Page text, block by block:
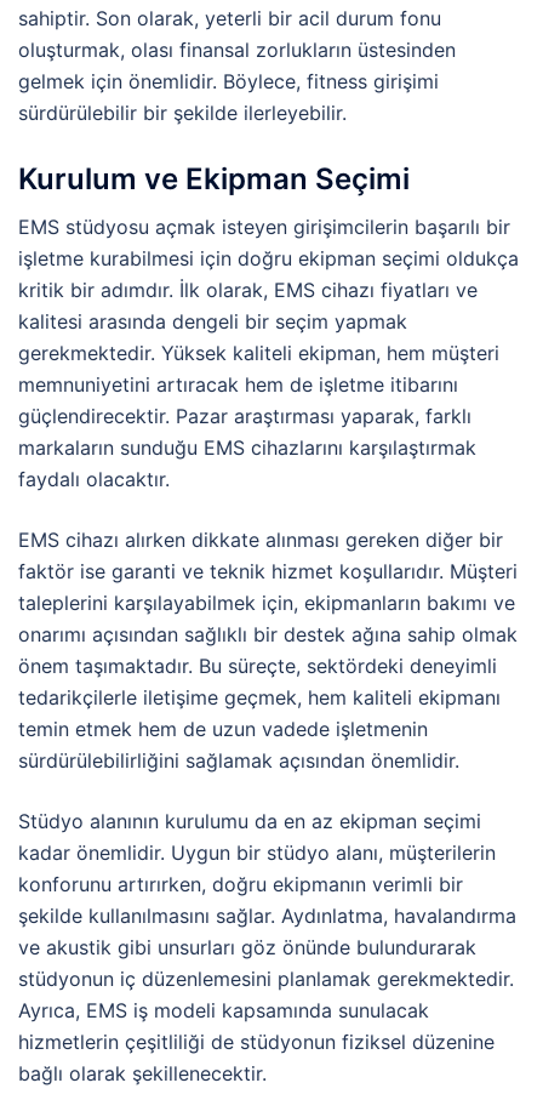
sahiptir. Son olarak, yeterli bir acil durum fonu
oluşturmak, olası finansal zorlukların üstesinden
gelmek için önemlidir. Böylece, fitness girişimi
sürdürülebilir bir şekilde ilerleyebilir.
Kurulum ve Ekipman Seçimi
EMS stüdyosu açmak isteyen girişimcilerin başarılı bir
işletme kurabilmesi için doğru ekipman seçimi oldukça
kritik bir adımdır. İlk olarak, EMS cihazı fiyatları ve
kalitesi arasında dengeli bir seçim yapmak
gerekmektedir. Yüksek kaliteli ekipman, hem müşteri
memnuniyetini artıracak hem de işletme itibarını
güçlendirecektir. Pazar araştırması yaparak, farklı
markaların sunduğu EMS cihazlarını karşılaştırmak
faydalı olacaktır.
EMS cihazı alırken dikkate alınması gereken diğer bir
faktör ise garanti ve teknik hizmet koşullarıdır. Müşteri
taleplerini karşılayabilmek için, ekipmanların bakımı ve
onarımı açısından sağlıklı bir destek ağına sahip olmak
önem taşımaktadır. Bu süreçte, sektördeki deneyimli
tedarikçilerle iletişime geçmek, hem kaliteli ekipmanı
temin etmek hem de uzun vadede işletmenin
sürdürülebilirliğini sağlamak açısından önemlidir.
Stüdyo alanının kurulumu da en az ekipman seçimi
kadar önemlidir. Uygun bir stüdyo alanı, müşterilerin
konforunu artırırken, doğru ekipmanın verimli bir
şekilde kullanılmasını sağlar. Aydınlatma, havalandırma
ve akustik gibi unsurları göz önünde bulundurarak
stüdyonun iç düzenlemesini planlamak gerekmektedir.
Ayrıca, EMS iş modeli kapsamında sunulacak
hizmetlerin çeşitliliği de stüdyonun fiziksel düzenine
bağlı olarak şekillenecektir.